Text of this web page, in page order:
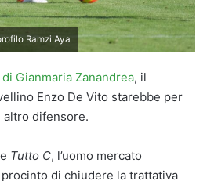
Ramzi Aya
Gianmaria Zanandrea, il
Enzo De Vito starebbe per
altro difensore.
Tutto C, l’uomo mercato
di chiudere la trattativa